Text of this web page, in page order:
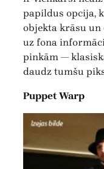
papildus opcija,
objekta krāsu
uz fona
pinkām —
daudz tumšu
Puppet Warp